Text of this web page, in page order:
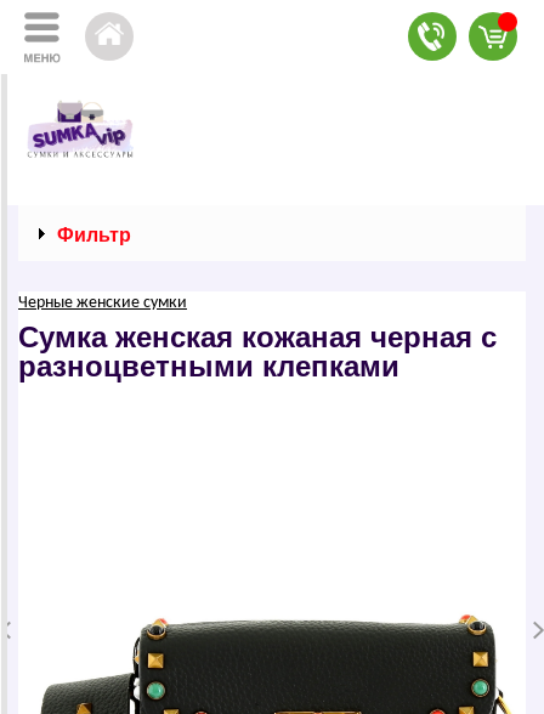
Фильтр
Черные женские сумки
Сумка женская кожаная черная с
разноцветными клепками